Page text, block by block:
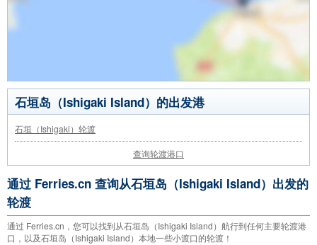
石垣岛（Ishigaki Island）的出发港
石垣（Ishigaki）轮渡
查询轮渡港口
通过 Ferries.cn 查询从石垣岛（Ishigaki Island）出发的
轮渡
通过 Ferries.cn，您可以找到从石垣岛（Ishigaki Island）航行到任何主要轮渡港
口，以及石垣岛（Ishigaki Island）本地一些小渡口的轮渡！